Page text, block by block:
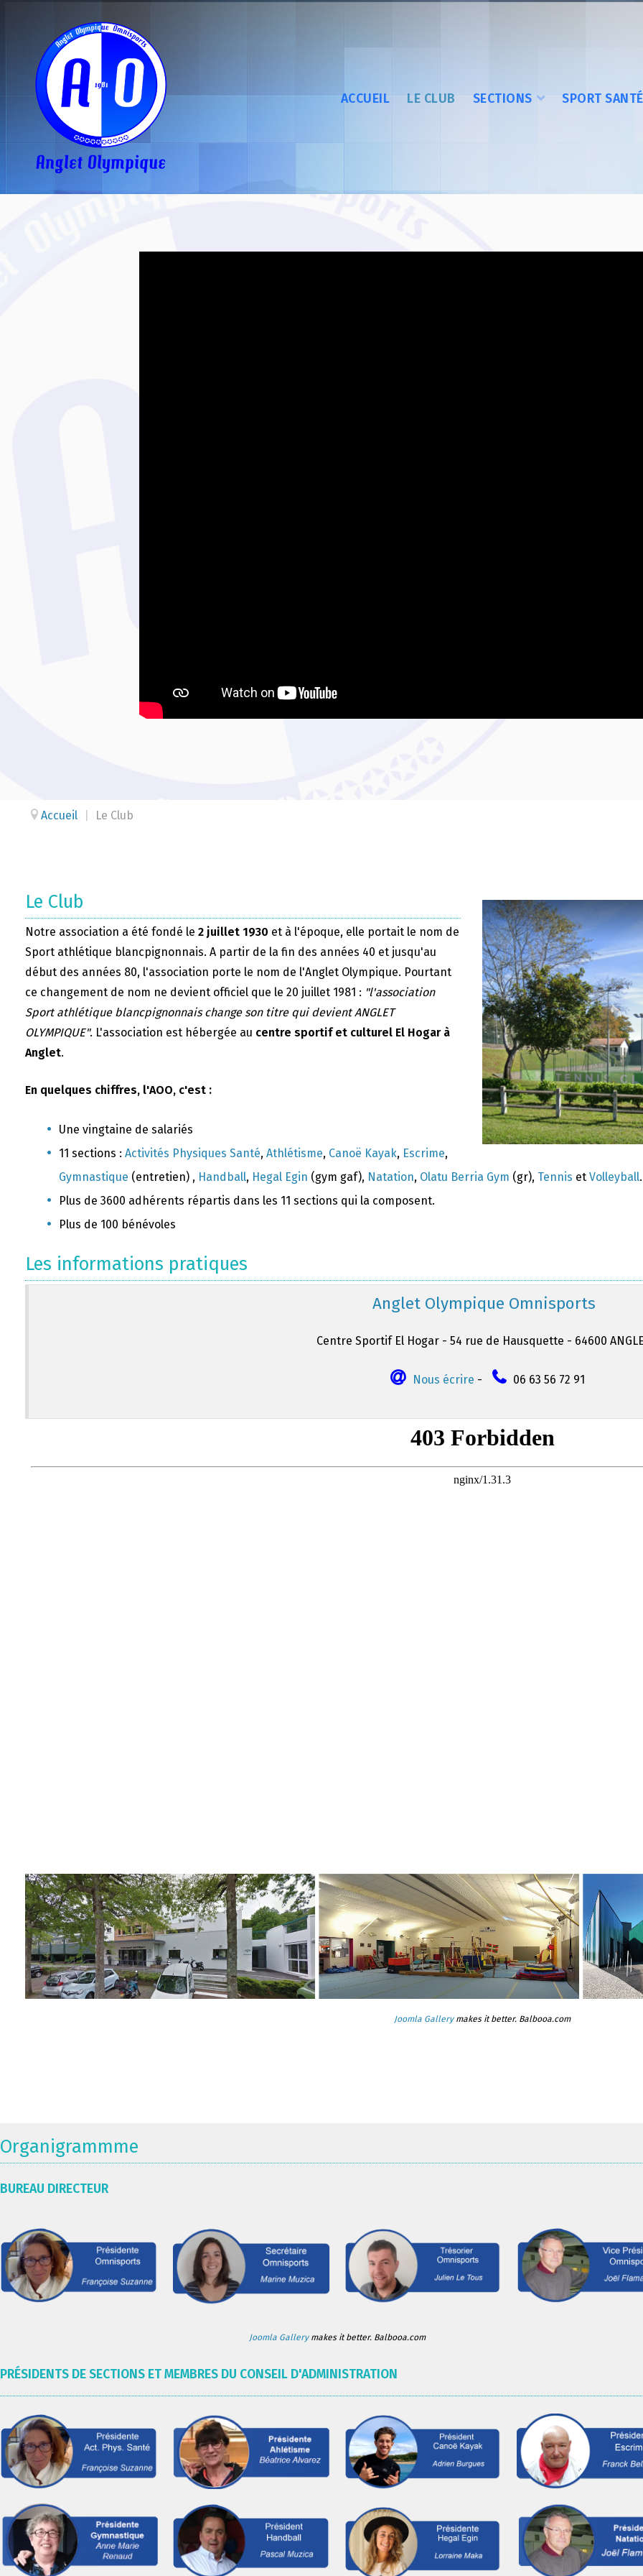
ACCUEIL LE CLUB SECTIONS SPORT SANTÉ
Accueil Le Club
Le Club
Notre association a été fondé le 2 juillet 1930 et à l'époque, elle portait le nom de
Sport athlétique blancpignonnais. A partir de la fin des années 40 et jusqu'au
début des années 80, l'association porte le nom de l'Anglet Olympique. Pourtant
ce changement de nom ne devient officiel que le 20 juillet 1981 : "l'association
Sport athlétique blancpignonnais change son titre qui devient ANGLET
OLYMPIQUE". L'association est hébergée au centre sportif et culturel El Hogar à
Anglet.
En quelques chiffres, l'AOO, c'est :
Une vingtaine de salariés
11 sections : Activités Physiques Santé, Athlétisme, Canoë Kayak, Escrime,
Gymnastique (entretien) , Handball, Hegal Egin (gym gaf), Natation, Olatu Berria Gym (gr), Tennis et Volleyball.
Plus de 3600 adhérents répartis dans les 11 sections qui la composent.
Plus de 100 bénévoles
Les informations pratiques
Anglet Olympique Omnisports
Centre Sportif El Hogar - 54 rue de Hausquette - 64600
Nous écrire - 06 63 56 72 91
Joomla Gallerymakes it better. Balbooa.com
Organigrammme
BUREAU DIRECTEUR
Joomla Gallerymakes it better. Balbooa.com
PRÉSIDENTS DE SECTIONS ET MEMBRES DU CONSEIL D'ADMINISTRATION